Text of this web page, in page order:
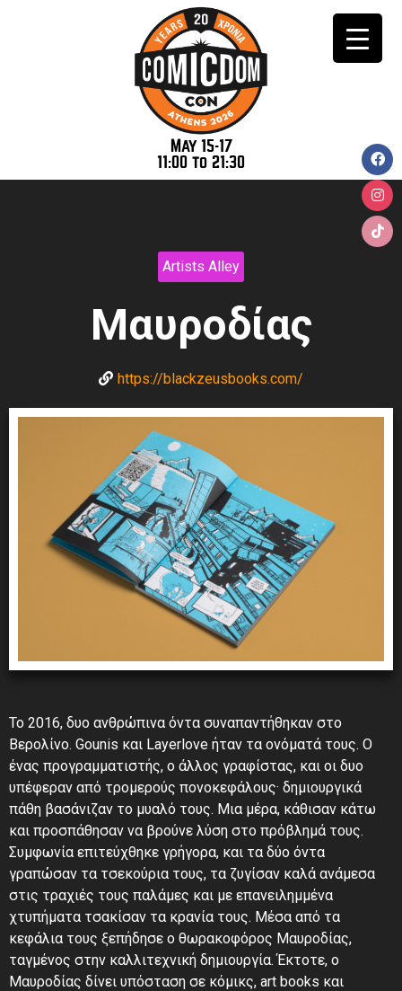
May 15-17
11:00 to 21:30
Artists Alley
Μαυροδίας
https://blackzeusbooks.com/
Το 2016, δυο ανθρώπινα όντα συναπαντήθηκαν στο
Βερολίνο. Gounis και Layerlove ήταν τα ονόματά τους. Ο
ένας προγραμματιστής, ο άλλος γραφίστας, και οι δυο
υπέφεραν από τρομερούς πονοκεφάλους· δημιουργικά
πάθη βασάνιζαν το μυαλό τους. Μια μέρα, κάθισαν κάτω
και προσπάθησαν να βρούνε λύση στο πρόβλημά τους.
Συμφωνία επιτεύχθηκε γρήγορα, και τα δύο όντα
γραπώσαν τα τσεκούρια τους, τα ζυγίσαν καλά ανάμεσα
στις τραχιές τους παλάμες και με επανειλημμένα
χτυπήματα τσακίσαν τα κρανία τους. Μέσα από τα
κεφάλια τους ξεπήδησε ο θωρακοφόρος Μαυροδίας,
ταγμένος στην καλλιτεχνική δημιουργία. Έκτοτε, ο
Μαυροδίας δίνει υπόσταση σε κόμικς, art books και